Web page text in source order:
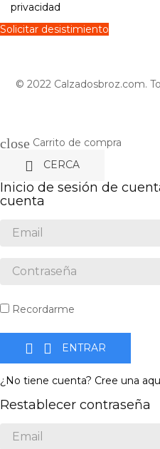
privacidad
Solicitar desistimiento
© 2022 Calzadosbroz.com.
close Carrito de compra
 CERCA
Inicio de sesión de
cuenta
Recordarme
  ENTRAR
¿No tiene cuenta? Cree una
Restablecer contraseña